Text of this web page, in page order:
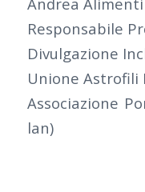
Responsabile
Divulgazione
Unione Astrofili
Associazione
lan)